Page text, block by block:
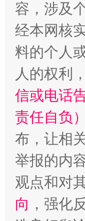
“蜀中异人”
容，涉及
经本网核
料的个人
人的权利
信或电话
责任自负）
布，让相
举报的内
观点和对
向 ，强化